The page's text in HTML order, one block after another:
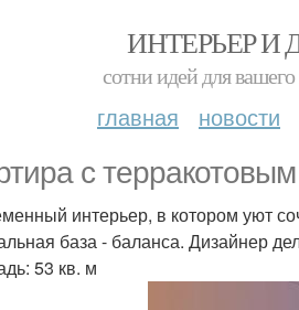
ИНТЕРЬЕР И
сотни идей для
главная новости
с
интерьер, в котором уют
база - баланса. Дизайнер
53 кв. м